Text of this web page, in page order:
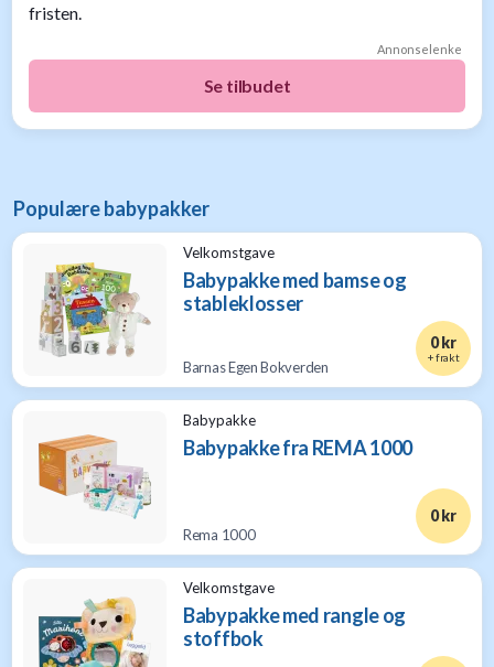
fristen.
Annonselenke
Se tilbudet
Populære babypakker
Velkomstgave
Babypakke med bamse og
stableklosser
Barnas Egen Bokverden
0 kr
+ frakt
Babypakke
Babypakke fra REMA 1000
Rema 1000
0 kr
Velkomstgave
Babypakke med rangle og
stoffbok